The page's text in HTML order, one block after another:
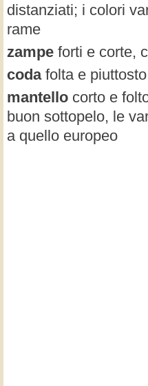
distanziati; i colori
rame
zampe forti e corte,
coda folta e
mantello corto e
buon sottopelo, le
a quello europeo